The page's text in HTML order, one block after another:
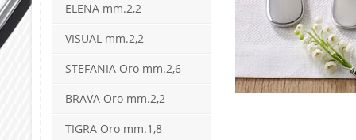
ELENA mm.2,2
VISUAL mm.2,2
STEFANIA Oro mm.2,6
BRAVA Oro mm.2,2
TIGRA Oro mm.1,8